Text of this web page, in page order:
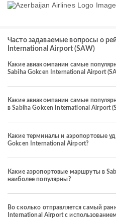
Часто задаваемые вопросы о
International Airport (SAW)
Какие авиакомпании самые
Sabiha Gokcen International Airport
Какие авиакомпании самые
в Sabiha Gokcen International Airport
Какие терминалы и аэропортовые
Gokcen International Airport?
Какие аэропортовые маршруты в
наиболее популярны?
Во сколько отправляется самый
International Airport с